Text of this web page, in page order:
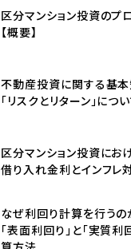
区分マンション投資のプ
【概要】
不動産投資に関する基
「リスクとリターン」につ
区分マンション投資にお
借り入れ金利とインフレ
なぜ利回り計算を行うの
「表面利回り」と「実質利